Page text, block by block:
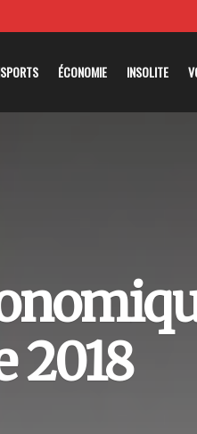
ÉCONOMIE INSOLITE
2018